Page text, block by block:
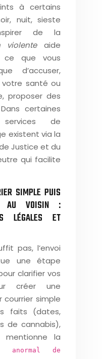
à certains
nuit, sieste
de la
violenteaide
ce que vous
d’accuser,
votre santé ou
proposer des
certaines
de
existent via la
Justice et du
qui facilite
SIMPLE PUIS
AU VOISIN :
LÉGALES ET
pas, l’envoi
une étape
clarifier vos
créer une
courrier simple
faits (dates,
de cannabis),
mentionne la
anormal de